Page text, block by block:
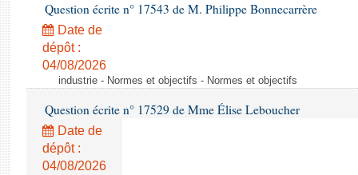
Dossiers législatifs
Budget et sécurité sociale
Questions écrites et orales
Comptes rendus des débats
Question écrite n° 17543 de M. Philippe Bonnecarrère
Date de
dépôt :
04/08/2026
industrie - Normes et objectifs - Normes et objectifs
Question écrite n° 17529 de Mme Élise Leboucher
Date de
dépôt :
04/08/2026